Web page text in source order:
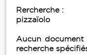
Rercherche :
pizzaïolo
Aucun document
recherche